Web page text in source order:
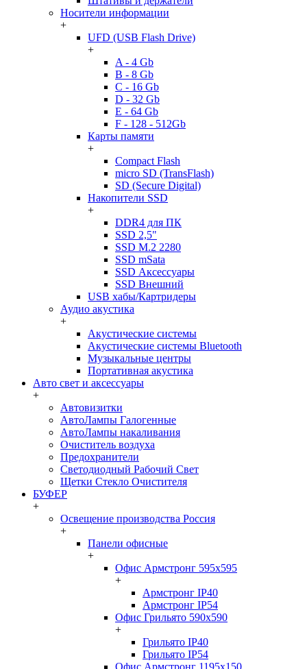
Носители информации
+
UFD (USB Flash Drive)
+
A - 4 Gb
B - 8 Gb
C - 16 Gb
D - 32 Gb
E - 64 Gb
F - 128 - 512Gb
Карты памяти
+
Compact Flash
micro SD (TransFlash)
SD (Secure Digital)
Накопители SSD
+
DDR4 для ПК
SSD 2,5"
SSD M.2 2280
SSD mSata
SSD Аксессуары
SSD Внешний
USB хабы/Картридеры
Аудио акустика
+
Акустические системы
Акустические системы Bluetooth
Музыкальные центры
Портативная акустика
Авто свет и аксессуары
+
Автовизитки
АвтоЛампы Галогенные
АвтоЛампы накаливания
Очиститель воздуха
Предохранители
Светодиодный Рабочий Свет
Щетки Стекло Очистителя
БУФЕР
+
Освещение производства Россия
+
Панели офисные
+
Офис Армстронг 595x595
+
Армстронг IP40
Армстронг IP54
Офис Грильято 590x590
+
Грильято IP40
Грильято IP54
Офис Армстронг 1195x150